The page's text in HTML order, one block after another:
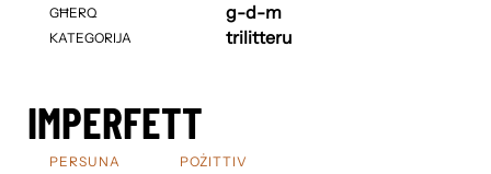
GĦERQ
KATEGORIJA
g-d-m
trilitteru
IMPERFETT
PERSUNA
POŻITTIV